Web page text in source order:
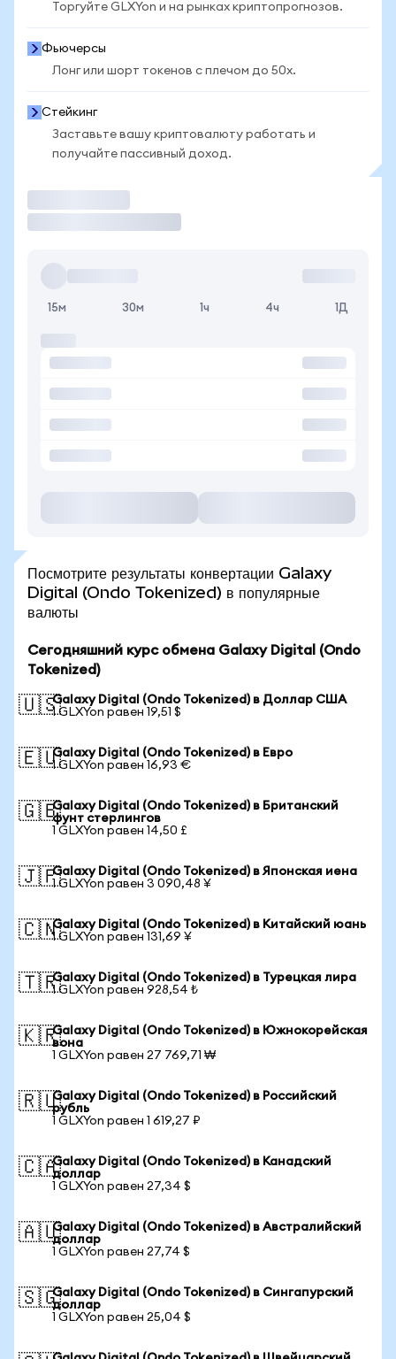
Торгуйте GLXYon и на рынках криптопрогнозов.
Фьючерсы
Лонг или шорт токенов с плечом до 50x.
Стейкинг
Заставьте вашу криптовалюту работать и
получайте пассивный доход.
15м 30м 1ч 4ч 1Д
Посмотрите результаты конвертации Galaxy
Digital (Ondo Tokenized) в популярные
валюты
Сегодняшний курс обмена Galaxy Digital (Ondo
Tokenized)
🇺🇸Galaxy Digital (Ondo Tokenized) в Доллар США
1 GLXYon равен 19,51 $
🇪🇺Galaxy Digital (Ondo Tokenized) в Евро
1 GLXYon равен 16,93 €
🇬🇧Galaxy Digital (Ondo Tokenized) в Британский
фунт стерлингов
1 GLXYon равен 14,50 £
🇯🇵Galaxy Digital (Ondo Tokenized) в Японская иена
1 GLXYon равен 3 090,48 ¥
🇨🇳Galaxy Digital (Ondo Tokenized) в Китайский юань
1 GLXYon равен 131,69 ¥
🇹🇷Galaxy Digital (Ondo Tokenized) в Турецкая лира
1 GLXYon равен 928,54 ₺
🇰🇷Galaxy Digital (Ondo Tokenized) в Южнокорейская
вона
1 GLXYon равен 27 769,71 ₩
🇷🇺Galaxy Digital (Ondo Tokenized) в Российский
рубль
1 GLXYon равен 1 619,27 ₽
🇨🇦Galaxy Digital (Ondo Tokenized) в Канадский
доллар
1 GLXYon равен 27,34 $
🇦🇺Galaxy Digital (Ondo Tokenized) в Австралийский
доллар
1 GLXYon равен 27,74 $
🇸🇬Galaxy Digital (Ondo Tokenized) в Сингапурский
доллар
1 GLXYon равен 25,04 $